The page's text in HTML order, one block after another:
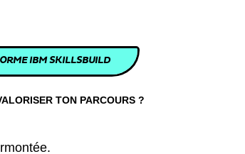
IBM SKILLSBUILD
TON PARCOURS ?